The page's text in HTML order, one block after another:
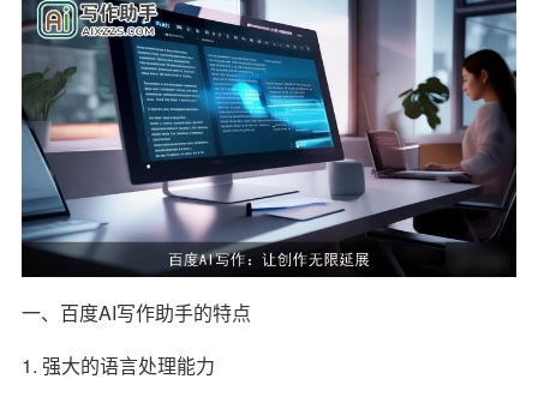
一、百度AI写作助手的特点
1. 强大的语言处理能力